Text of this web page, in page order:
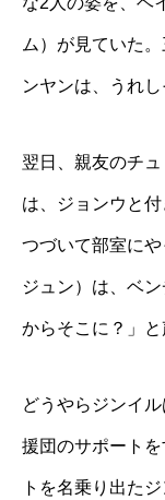
ム）が見ていた
ンヤンは、うれ
翌日、親友のチ
は、ジョンウと
つづいて部室に
ジュン）は、ベ
からそこに？」と
どうやらジンイ
援団のサポート
トを名乗り出た